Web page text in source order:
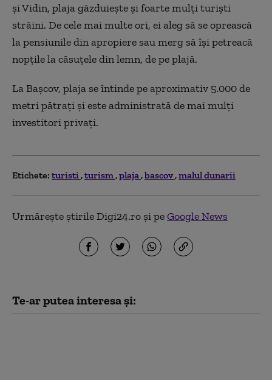
şi Vidin, plaja găzduieşte şi foarte mulţi turişti
străini. De cele mai multe ori, ei aleg să se oprească
la pensiunile din apropiere sau merg să îşi petreacă
nopţile la căsuţele din lemn, de pe plajă.
La Başcov, plaja se întinde pe aproximativ 5.000 de
metri pătraţi şi este administrată de mai mulţi
investitori privaţi.
Etichete: turisti turism plaja bascov malul dunarii
Urmărește știrile Digi24.ro și peGoogle News
Te-ar putea interesa și: